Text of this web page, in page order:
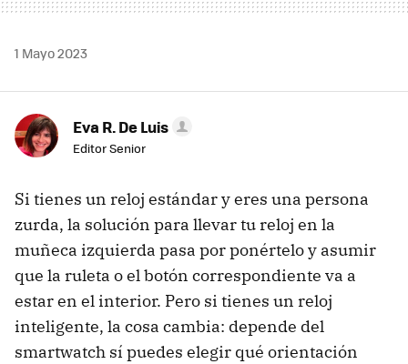
1 Mayo 2023
Eva R. De Luis
Editor Senior
Si tienes un reloj estándar y eres una persona
zurda, la solución para llevar tu reloj en la
muñeca izquierda pasa por ponértelo y asumir
que la ruleta o el botón correspondiente va a
estar en el interior. Pero si tienes un reloj
inteligente, la cosa cambia: depende del
smartwatch sí puedes elegir qué orientación